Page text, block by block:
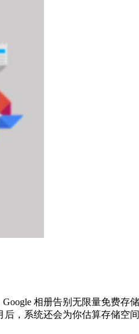
相册告别无限量免费
，系统还会为你估算存储空